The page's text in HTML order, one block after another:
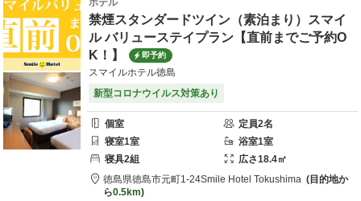
ホテル
禁煙スタンダードツイン（素泊まり）スマイ
ル バリューステイプラン【直前までご予約O
K！】
即予約
スマイルホテル徳島
新型コロナウイルス対策あり
個室 定員2名
寝室1室 浴室1室
寝具2組 広さ18.4㎡
徳島県徳島市元町1-24Smile Hotel Tokushima
目的地か
ら0.5km